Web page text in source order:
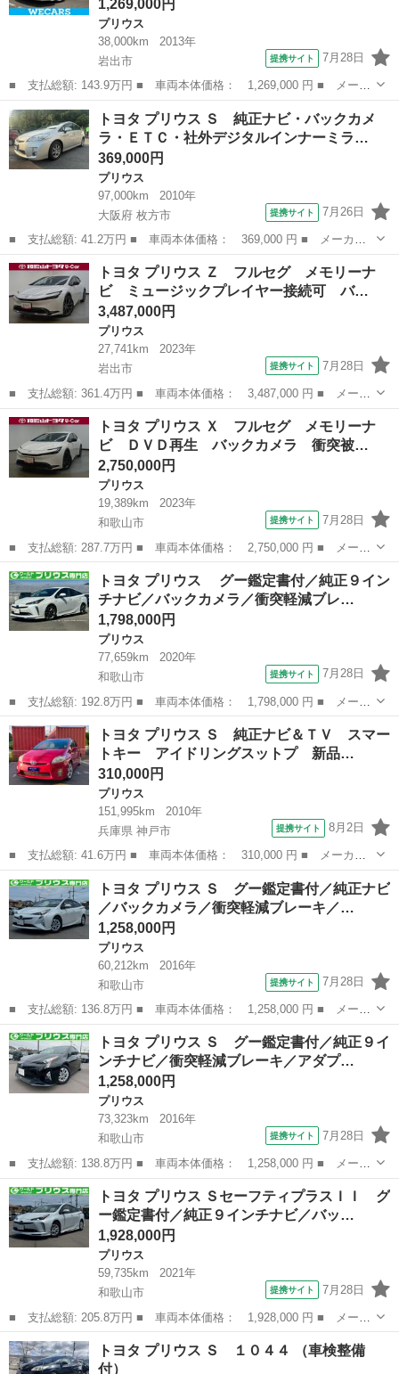
1,269,000円
プリウス
38,000km
2013年
岩出市
提携サイト 7月28日
■ 支払総額: 143.9万円 ■ 車両本体価格： 1,269,000 円 ■ メーカ
ー名： トヨタ ■ 車種名： プリウスアルファ ■ グレード名：
Ｇツーリングセレクション 新品タイヤ／純正 ８インチ ＳＤナビ
／ヘッド...
和歌山 岩出市 プリウス
トヨタ プリウス Ｓ 純正ナビ・バックカメ
ラ・ＥＴＣ・社外デジタルインナーミラ…
369,000円
プリウス
97,000km
2010年
大阪府 枚方市
提携サイト 7月26日
■ 支払総額: 41.2万円 ■ 車両本体価格： 369,000 円 ■ メーカー
名： トヨタ ■ 車種名： プリウス ■ グレード名： Ｓ 純正ナ
ビ・バックカメラ・ＥＴＣ・社外デジタルインナーミラー ■ 排気
量： 180...
大阪 枚方市 プリウス
トヨタ プリウス Ｚ フルセグ メモリーナ
ビ ミュージックプレイヤー接続可 バ…
3,487,000円
プリウス
27,741km
2023年
岩出市
提携サイト 7月28日
■ 支払総額: 361.4万円 ■ 車両本体価格： 3,487,000 円 ■ メーカ
ー名： トヨタ ■ 車種名： プリウス ■ グレード名： Ｚ フル
セグ メモリーナビ ミュージックプレイヤー接続可 バックカメ
ラ 衝突被...
和歌山 岩出市 プリウス
トヨタ プリウス Ｘ フルセグ メモリーナ
ビ ＤＶＤ再生 バックカメラ 衝突被…
2,750,000円
プリウス
19,389km
2023年
和歌山市
提携サイト 7月28日
■ 支払総額: 287.7万円 ■ 車両本体価格： 2,750,000 円 ■ メーカ
ー名： トヨタ ■ 車種名： プリウス ■ グレード名： Ｘ フル
セグ メモリーナビ ＤＶＤ再生 バックカメラ 衝突被害軽減シス
テム Ｅ...
和歌山 和歌山市 プリウス
トヨタ プリウス グー鑑定書付／純正９イン
チナビ／バックカメラ／衝突軽減ブレ…
1,798,000円
プリウス
77,659km
2020年
和歌山市
提携サイト 7月28日
■ 支払総額: 192.8万円 ■ 車両本体価格： 1,798,000 円 ■ メーカ
ー名： トヨタ ■ 車種名： プリウス ■ グレード名： グー鑑
定書付／純正９インチナビ／バックカメラ／衝突軽減ブレーキ／モデ
リスタフ...
和歌山 和歌山市 プリウス
トヨタ プリウス Ｓ 純正ナビ＆ＴＶ スマー
トキー アイドリングスットプ 新品…
310,000円
プリウス
151,995km
2010年
兵庫県 神戸市
提携サイト 8月2日
■ 支払総額: 41.6万円 ■ 車両本体価格： 310,000 円 ■ メーカー
名： トヨタ ■ 車種名： プリウス ■ グレード名： Ｓ 純正ナ
ビ＆ＴＶ スマートキー アイドリングスットプ 新品ドライブレコ
ーダー 純正...
兵庫 神戸市 プリウス
トヨタ プリウス Ｓ グー鑑定書付／純正ナビ
／バックカメラ／衝突軽減ブレーキ／…
1,258,000円
プリウス
60,212km
2016年
和歌山市
提携サイト 7月28日
■ 支払総額: 136.8万円 ■ 車両本体価格： 1,258,000 円 ■ メーカ
ー名： トヨタ ■ 車種名： プリウス ■ グレード名： Ｓ グー
鑑定書付／純正ナビ／バックカメラ／衝突軽減ブレーキ／ＥＴＣ車載
器／アダ...
和歌山 和歌山市 プリウス
トヨタ プリウス Ｓ グー鑑定書付／純正９イ
ンチナビ／衝突軽減ブレーキ／アダプ…
1,258,000円
プリウス
73,323km
2016年
和歌山市
提携サイト 7月28日
■ 支払総額: 138.8万円 ■ 車両本体価格： 1,258,000 円 ■ メーカ
ー名： トヨタ ■ 車種名： プリウス ■ グレード名： Ｓ グー
鑑定書付／純正９インチナビ／衝突軽減ブレーキ／アダプティブクル
ーズコン...
和歌山 和歌山市 プリウス
トヨタ プリウス ＳセーフティプラスＩＩ グ
ー鑑定書付／純正９インチナビ／バッ…
1,928,000円
プリウス
59,735km
2021年
和歌山市
提携サイト 7月28日
■ 支払総額: 205.8万円 ■ 車両本体価格： 1,928,000 円 ■ メーカ
ー名： トヨタ ■ 車種名： プリウス ■ グレード名： Ｓセーフ
ティプラスＩＩ グー鑑定書付／純正９インチナビ／バックカメラ／
衝突軽減...
和歌山 和歌山市 プリウス
トヨタ プリウス Ｓ １０４４ （車検整備
付）